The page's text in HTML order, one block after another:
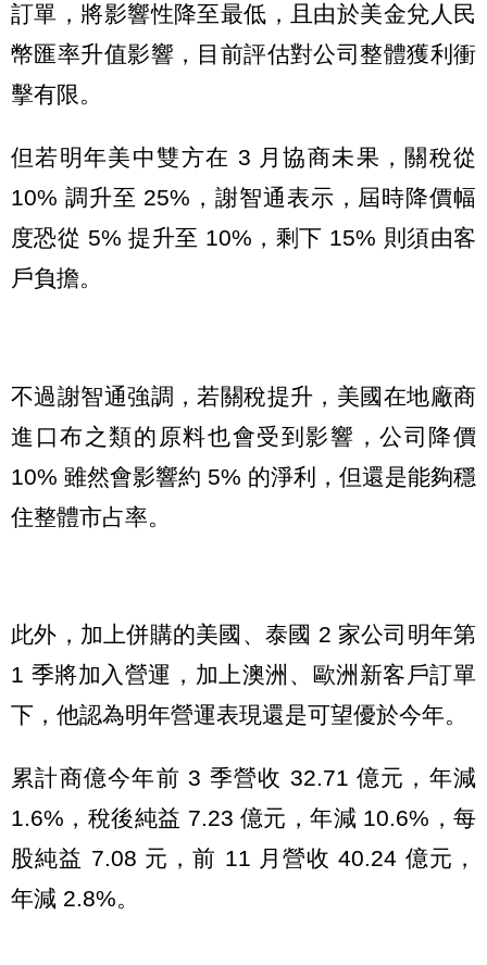
訂單，將影響性降至最低，且由於美金兌人民
幣匯率升值影響，目前評估對公司整體獲利衝
擊有限。
但若明年美中雙方在 3 月協商未果，關稅從
10% 調升至 25%，謝智通表示，屆時降價幅
度恐從 5% 提升至 10%，剩下 15% 則須由客
戶負擔。
不過謝智通強調，若關稅提升，美國在地廠商
進口布之類的原料也會受到影響，公司降價
10% 雖然會影響約 5% 的淨利，但還是能夠穩
住整體市占率。
此外，加上併購的美國、泰國 2 家公司明年第
1 季將加入營運，加上澳洲、歐洲新客戶訂單
下，他認為明年營運表現還是可望優於今年。
累計商億今年前 3 季營收 32.71 億元，年減
1.6%，稅後純益 7.23 億元，年減 10.6%，每
股純益 7.08 元，前 11 月營收 40.24 億元，
年減 2.8%。